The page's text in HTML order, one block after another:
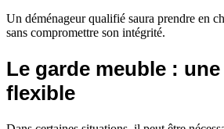
Un déménageur qualifié saura prendre en
sans compromettre son intégrité.
Le garde meuble :
flexible